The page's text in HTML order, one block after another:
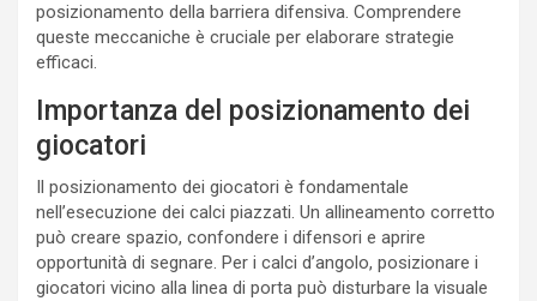
posizionamento della barriera difensiva. Comprendere
queste meccaniche è cruciale per elaborare strategie
efficaci.
Importanza del posizionamento dei
giocatori
Il posizionamento dei giocatori è fondamentale
nell’esecuzione dei calci piazzati. Un allineamento corretto
può creare spazio, confondere i difensori e aprire
opportunità di segnare. Per i calci d’angolo, posizionare i
giocatori vicino alla linea di porta può disturbare la visuale